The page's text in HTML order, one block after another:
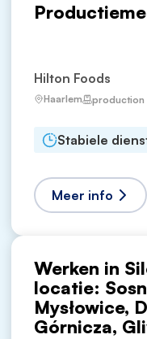
Hilton Foods
Haarlem production
Stabiele
Meer info
Werken in
locatie:
Mysłowice,
Górnicza,